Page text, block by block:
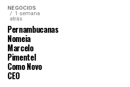
NEGÓCIOS
1 semana
atrás
Pernambucanas
Nomeia
Marcelo
Pimentel
Como Novo
CEO